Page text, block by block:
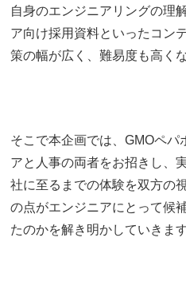
自身のエンジニアリングの理
ア向け採用資料といったコン
策の幅が広く、難易度も高く
そこで本企画では、GMOペパ
アと人事の両者をお招きし、
社に至るまでの体験を双方の
の点がエンジニアにとって候
たのかを解き明かしていきます